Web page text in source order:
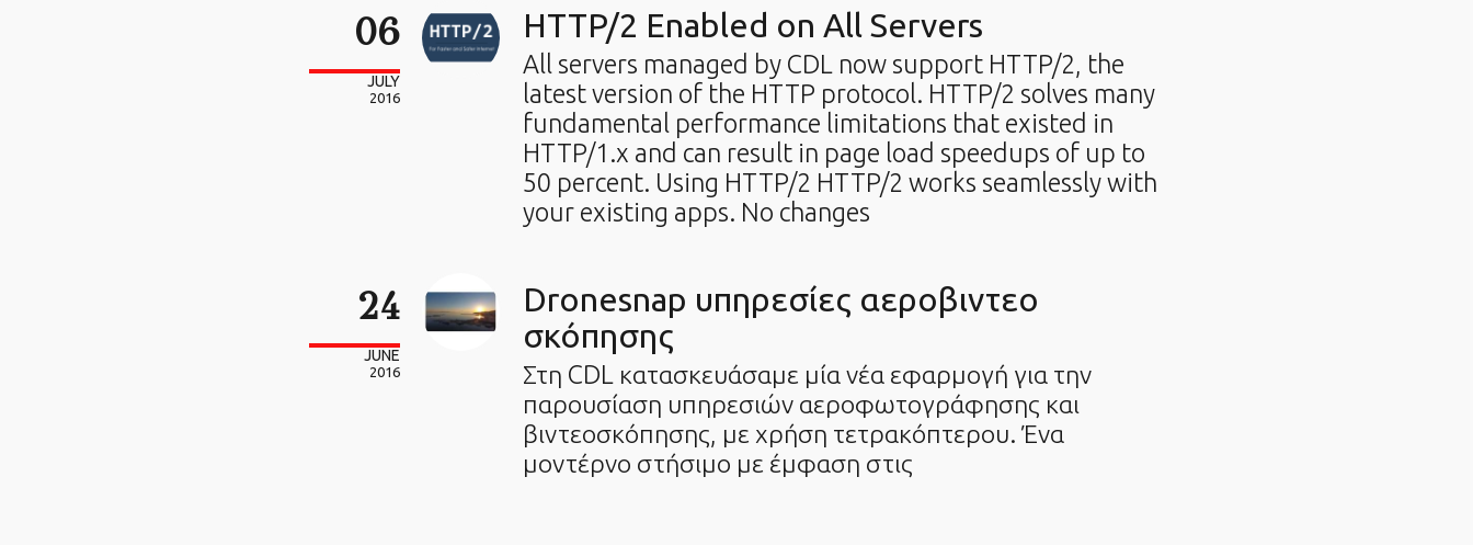
06
JULY
2016
HTTP/2 Enabled on All Servers
All servers managed by CDL now support HTTP/2, the
latest version of the HTTP protocol. HTTP/2 solves many
fundamental performance limitations that existed in
HTTP/1.x and can result in page load speedups of up to
50 percent. Using HTTP/2 HTTP/2 works seamlessly with
your existing apps. No changes
24
JUNE
2016
Dronesnap υπηρεσίες αεροβιντεο
σκόπησης
Στη CDL κατασκευάσαμε μία νέα εφαρμογή για την
παρουσίαση υπηρεσιών αεροφωτογράφησης και
βιντεοσκόπησης, με χρήση τετρακόπτερου. Ένα
μοντέρνο στήσιμο με έμφαση στις